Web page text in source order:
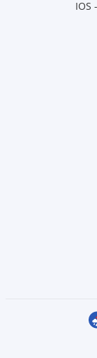
IOS